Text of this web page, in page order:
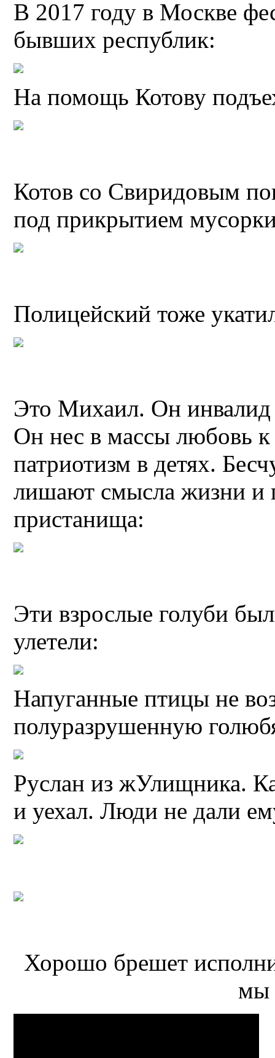
В 2017 году в Москве
бывших республик:
На помощь Котову
Котов со Свиридовым
под прикрытием
Полицейский тоже
Это Михаил. Он
Он нес в массы любовь
патриотизм в детях.
лишают смысла жизни и
пристанища:
Эти взрослые голуби
улетели:
Напуганные птицы не
полуразрушенную
Руслан из жУлищника.
и уехал. Люди не дали
Хорошо брешет
мы